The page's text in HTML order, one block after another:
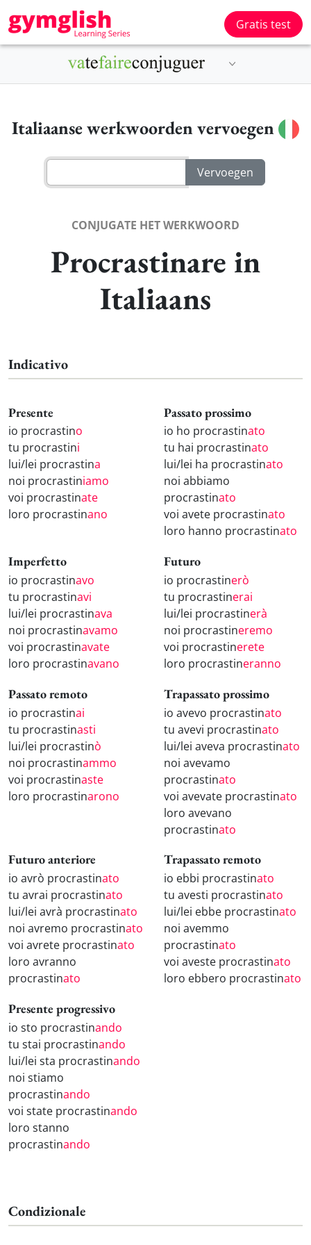
Gratis test
Italiaanse werkwoorden vervoegen
CONJUGATE HET WERKWOORD
Procrastinare in
Italiaans
Indicativo
Presente
io procrastino
tu procrastini
lui/lei procrastina
noi procrastiniamo
voi procrastinate
loro procrastinano
Passato prossimo
io ho procrastinato
tu hai procrastinato
lui/lei ha procrastinato
noi abbiamo
procrastinato
voi avete procrastinato
loro hanno procrastinato
Imperfetto
io procrastinavo
tu procrastinavi
lui/lei procrastinava
noi procrastinavamo
voi procrastinavate
loro procrastinavano
Futuro
io procrastinerò
tu procrastinerai
lui/lei procrastinerà
noi procrastineremo
voi procrastinerete
loro procrastineranno
Passato remoto
io procrastinai
tu procrastinasti
lui/lei procrastinò
noi procrastinammo
voi procrastinaste
loro procrastinarono
Trapassato prossimo
io avevo procrastinato
tu avevi procrastinato
lui/lei aveva procrastinato
noi avevamo
procrastinato
voi avevate procrastinato
loro avevano
procrastinato
Futuro anteriore
io avrò procrastinato
tu avrai procrastinato
lui/lei avrà procrastinato
noi avremo procrastinato
voi avrete procrastinato
loro avranno
procrastinato
Trapassato remoto
io ebbi procrastinato
tu avesti procrastinato
lui/lei ebbe procrastinato
noi avemmo
procrastinato
voi aveste procrastinato
loro ebbero procrastinato
Presente progressivo
io sto procrastinando
tu stai procrastinando
lui/lei sta procrastinando
noi stiamo
procrastinando
voi state procrastinando
loro stanno
procrastinando
Condizionale